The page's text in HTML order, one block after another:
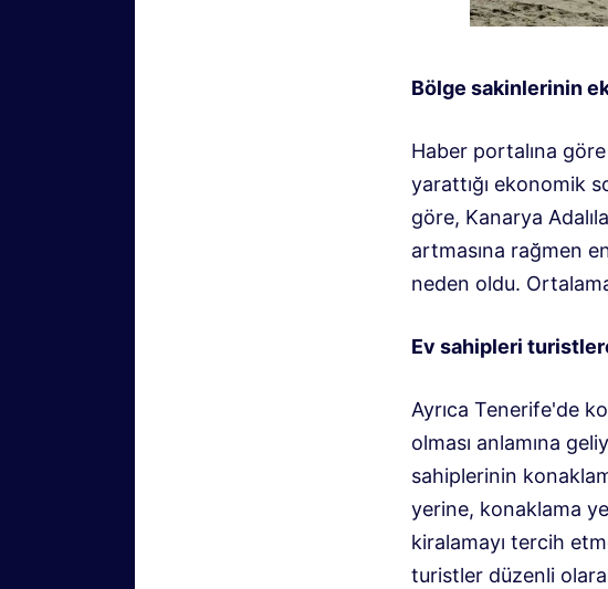
Bölge sakinlerinin
Haber portalına
yarattığı ekonomik
göre, Kanarya
artmasına rağmen
neden oldu.
Ev sahipleri
Ayrıca Tenerife'de
olması anlamına
sahiplerinin
yerine, konaklama
kiralamayı tercih
turistler düzenli